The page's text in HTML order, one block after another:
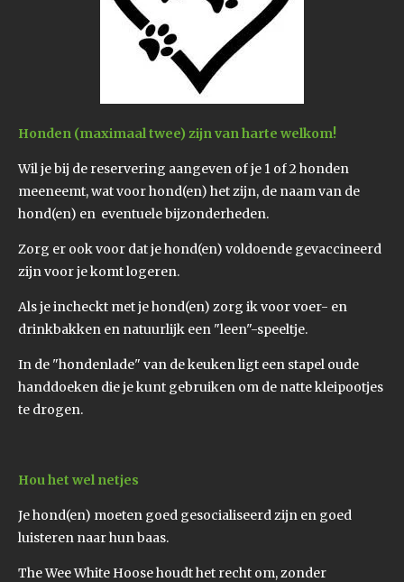
Honden (maximaal twee) zijn van harte welkom!
Wil je bij de reservering aangeven of je 1 of 2 honden
meeneemt, wat voor hond(en) het zijn, de naam van de
hond(en) en eventuele bijzonderheden.
Zorg er ook voor dat je hond(en) voldoende gevaccineerd
zijn voor je komt logeren.
Als je incheckt met je hond(en) zorg ik voor voer- en
drinkbakken en natuurlijk een "leen"-speeltje.
In de "hondenlade" van de keuken ligt een stapel oude
handdoeken die je kunt gebruiken om de natte kleipootjes
te drogen.
Hou het wel netjes
Je hond(en) moeten goed gesocialiseerd zijn en goed
luisteren naar hun baas.
The Wee White Hoose houdt het recht om, zonder